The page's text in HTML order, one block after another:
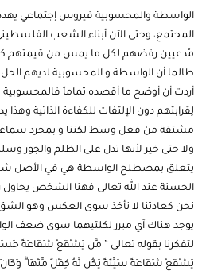
الواسطة والمحسوبية فيروس إجتماعي
المجتمع، وحتى الآن أبناء الشعب
مُدعيين رفضهم لكل ما يمس من قيمتهم
طالما أن الواسطة و المحسوبية لديهم الحل
أردت أن أوضح ما أقصده تماماً فالمحسوبية
لِقرابتهم دون الإلتفات للكفاءة الذاتية
مشتقة من فعل وَسَطَ لكننا و بمجرد
ولا حتى خير لأنها تدل على الظلم والجور
يتعلق بمصطلح الواسطة هي في الأصل
الحسنة عند الله تعالى فهنا الشخص يحاول
نحن كعادتنا لا نأخذ سوى العكس وهو
يوجد هناك آي مبرر لكلتيهما سوى ضعف
لتفكرنا بقوله تعالى ” مَّن يَشْفَعْ شَفَاعَةً